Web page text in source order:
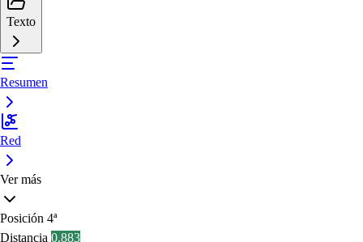
Texto
Resumen
Red
Ver más
Posición 4ª
Distancia 0.883